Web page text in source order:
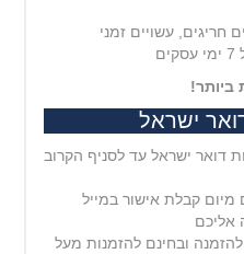
חריגים, עשויים זמני
ביותר!
ישראל
ישראל עד לסניף הקרוב
עד 10 עסקים מיום קבלת אישור במייל
אליכם
המשלוח הן 25 ₪ להזמנה ובחינם להזמנות מעל